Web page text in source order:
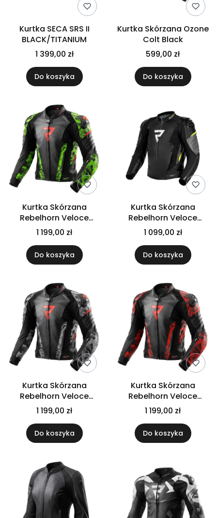
Kurtka SECA SRS II
BLACK/TITANIUM
1 399,00 zł
Do koszyka
Kurtka Skórzana Ozone
Colt Black
599,00 zł
Do koszyka
Kurtka Skórzana
Rebelhorn Veloce
Camo
Black/Green/Fluo Red
1 199,00 zł
Do koszyka
Kurtka Skórzana
Rebelhorn Veloce
Black/Grey/Fluo Yellow
1 099,00 zł
Do koszyka
Kurtka Skórzana
Rebelhorn Veloce
Camo Black/Grey/Fluo
Red
1 199,00 zł
Do koszyka
Kurtka Skórzana
Rebelhorn Veloce
Camo Black/Fluo Red
1 199,00 zł
Do koszyka